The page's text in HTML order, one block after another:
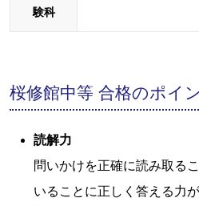
験科
桜修館中等 合格のポイ
読解力
問いかけを正確に読み取る
いることに正しく答える力が